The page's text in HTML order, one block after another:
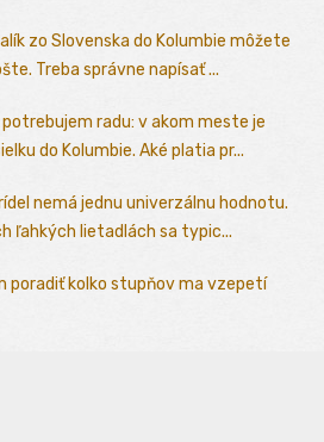
zo Slovenska do Kolumbie môžete
Treba správne napísať ...
potrebujem radu: v akom meste je
do Kolumbie. Aké platia pr...
nemá jednu univerzálnu hodnotu.
ľahkých lietadlách sa typic...
poradiť kolko stupňov ma vzepetí